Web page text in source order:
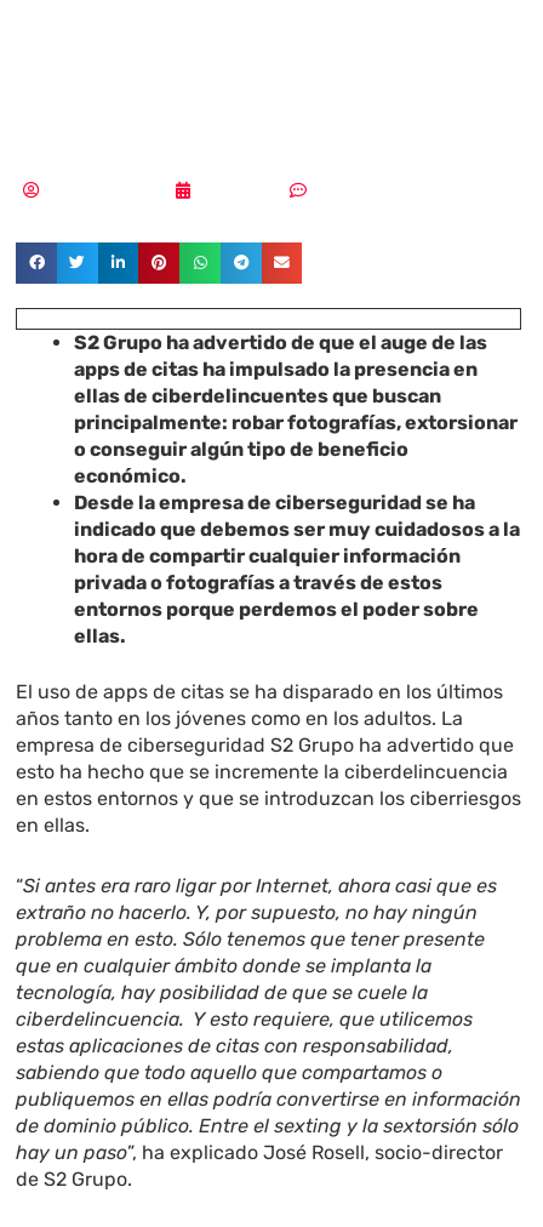
S2 Grupo ha advertido de que el auge de las
apps de citas ha impulsado la presencia en
ellas de ciberdelincuentes que buscan
principalmente: robar fotografías, extorsionar
o conseguir algún tipo de beneficio
económico.
Desde la empresa de ciberseguridad se ha
indicado que debemos ser muy cuidadosos a la
hora de compartir cualquier información
privada o fotografías a través de estos
entornos porque perdemos el poder sobre
ellas.
El uso de apps de citas se ha disparado en los últimos
años tanto en los jóvenes como en los adultos. La
empresa de ciberseguridad S2 Grupo ha advertido que
esto ha hecho que se incremente la ciberdelincuencia
en estos entornos y que se introduzcan los ciberriesgos
en ellas.
“Si antes era raro ligar por Internet, ahora casi que es
extraño no hacerlo. Y, por supuesto, no hay ningún
problema en esto. Sólo tenemos que tener presente
que en cualquier ámbito donde se implanta la
tecnología, hay posibilidad de que se cuele la
ciberdelincuencia. Y esto requiere, que utilicemos
estas aplicaciones de citas con responsabilidad,
sabiendo que todo aquello que compartamos o
publiquemos en ellas podría convertirse en información
de dominio público. Entre el sexting y la sextorsión sólo
hay un paso”, ha explicado José Rosell, socio-director
de S2 Grupo.